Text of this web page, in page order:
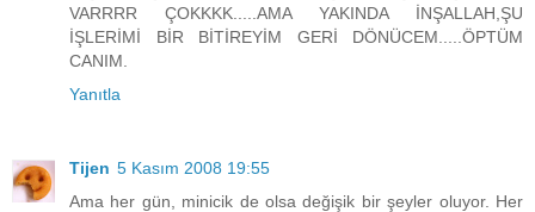
VARRRR ÇOKKKK.....AMA YAKINDA İNŞALLAH,ŞU
İŞLERİMİ BİR BİTİREYİM GERİ DÖNÜCEM.....ÖPTÜM
CANIM.
Yanıtla
Tijen 5 Kasım 2008 19:55
Ama her gün, minicik de olsa değişik bir şeyler oluyor. Her